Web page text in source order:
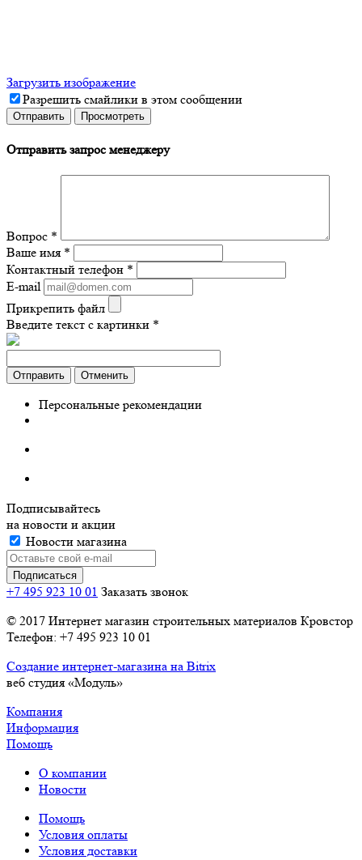
Загрузить изображение
Разрешить смайлики в этом сообщении
Отправить запрос менеджеру
Вопрос *
Ваше имя *
Контактный телефон *
E-mail
Прикрепить файл
Введите текст с картинки *
Отправить Отменить
Персональные рекомендации
Подписывайтесь
на новости и акции
Новости магазина
+7 495 923 10 01 Заказать звонок
© 2017 Интернет магазин строительных материалов Кровстор
Телефон: +7 495 923 10 01
Создание интернет-магазина на Bitrix
веб студия «Модуль»
Компания
Информация
Помощь
О компании
Новости
Помощь
Условия оплаты
Условия доставки